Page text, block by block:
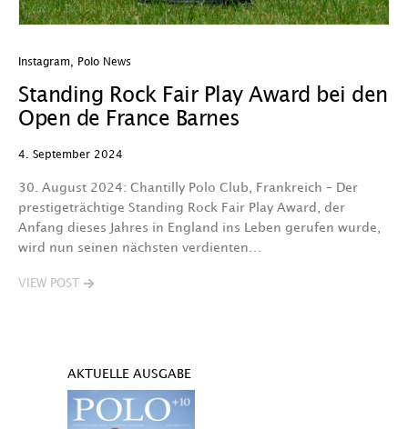
Instagram Polo News
Standing Rock Fair Play Award bei den
Open de France Barnes
4. September 2024
30. August 2024: Chantilly Polo Club, Frankreich – Der
prestigeträchtige Standing Rock Fair Play Award, der
Anfang dieses Jahres in England ins Leben gerufen wurde,
wird nun seinen nächsten verdienten…
VIEW POST
AKTUELLE AUSGABE